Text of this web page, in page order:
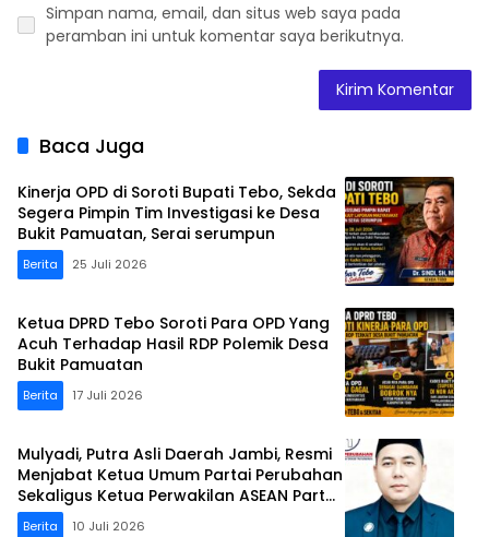
Simpan nama, email, dan situs web saya pada
peramban ini untuk komentar saya berikutnya.
Baca Juga
Kinerja OPD di Soroti Bupati Tebo, Sekda
Segera Pimpin Tim Investigasi ke Desa
Bukit Pamuatan, Serai serumpun
Berita 25 Juli 2026
Ketua DPRD Tebo Soroti Para OPD Yang
Acuh Terhadap Hasil RDP Polemik Desa
Bukit Pamuatan
Berita 17 Juli 2026
Mulyadi, Putra Asli Daerah Jambi, Resmi
Menjabat Ketua Umum Partai Perubahan
Sekaligus Ketua Perwakilan ASEAN Partai
Perubahan di Malaysia
Berita 10 Juli 2026